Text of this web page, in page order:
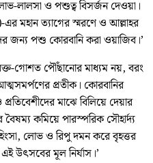
লালসা ও পশুত্ব বিসর্জন দেওয়া।
মহান ত্যাগের স্মরণে ও আল্লাহর
জন্য পশু কোরবানি করা ওয়াজিব।’
গোশত পৌঁছানোর মাধ্যম নয়, বরং
প্রতীক। কোরবানির
মাঝে বিলিয়ে দেয়ার
বৈষম্য কমিয়ে পারস্পরিক সৌহার্দ্য
লোভ ও রিপু দমন করে বৃহত্তর
উৎসবের মূল নির্যাস।’